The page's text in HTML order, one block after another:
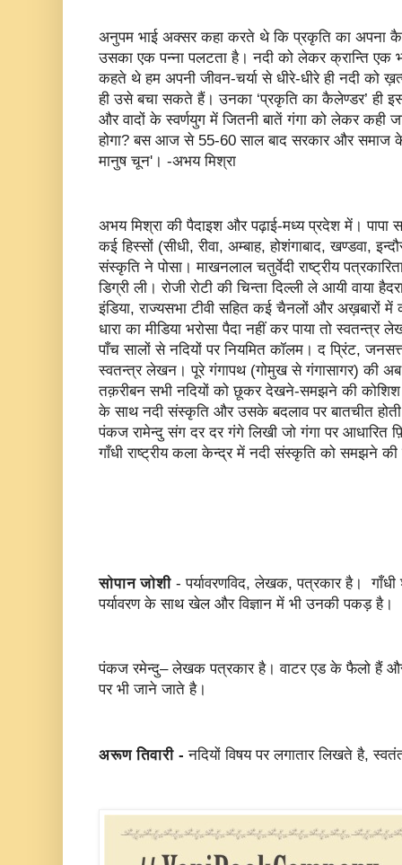
अनुपम भाई अक्सर कहा करते थे कि प्रकृति का अपना
उसका एक पन्ना पलटता है। नदी को लेकर क्रान्ति एक
कहते थे हम अपनी जीवन-चर्या से धीरे-धीरे ही नदी को
ही उसे बचा सकते हैं। उनका ‘प्रकृति का कैलेण्डर’ ही
और वादों के स्वर्णयुग में जितनी बातें गंगा को लेकर कही
होगा? बस आज से 55-60 साल बाद सरकार और समाज
मानुष चून'। -अभय मिश्रा
अभय मिश्रा की पैदाइश और पढ़ाई-मध्य प्रदेश में। पापा
कई हिस्सों (सीधी, रीवा, अम्बाह, होशंगाबाद, खण्डवा,
संस्कृति ने पोसा। माखनलाल चतुर्वेदी राष्ट्रीय
डिग्री ली। रोजी रोटी की चिन्ता दिल्ली ले आयी वाया
इंडिया, राज्यसभा टीवी सहित कई चैनलों और अख़बारों
धारा का मीडिया भरोसा पैदा नहीं कर पाया तो
पाँच सालों से नदियों पर नियमित कॉलम। द प्रिंट,
स्वतन्त्र लेखन। पूरे गंगापथ (गोमुख से गंगासागर) की
तक़रीबन सभी नदियों को छूकर देखने-समझने की कोशिश
के साथ नदी संस्कृति और उसके बदलाव पर बातचीत होती
पंकज रामेन्दु संग दर दर गंगे लिखी जो गंगा पर आधारित
गाँधी राष्ट्रीय कला केन्द्र में नदी संस्कृति को समझने
सोपान जोशी - पर्यावरणविद, लेखक, पत्रकार है। गाँधी
पर्यावरण के साथ खेल और विज्ञान में भी उनकी पकड़ है।
पंकज रमेन्दु– लेखक पत्रकार है। वाटर एड के फैलो हैं
पर भी जाने जाते है।
अरूण तिवारी - नदियों विषय पर लगातार लिखते है,